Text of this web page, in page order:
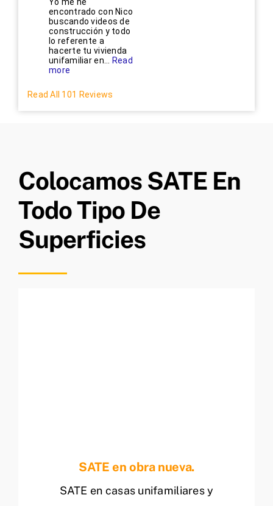
Yo me he
encontrado con Nico
buscando videos de
construcción y todo
lo referente a
hacerte tu vivienda
unifamiliar en... Read
more
Read All 101 Reviews
Colocamos SATE En
Todo Tipo De
Superficies
SATE en obra nueva.
SATE en casas unifamiliares y